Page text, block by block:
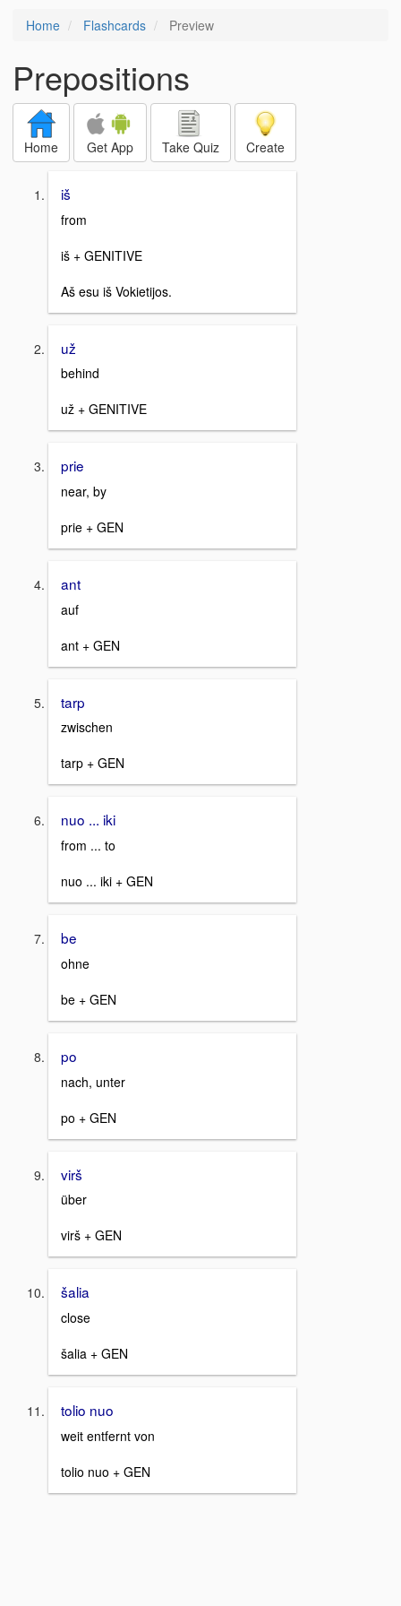
Home Flashcards Preview
Prepositions
Home Get App Take Quiz Create
iš
from
iš + GENITIVE
Aš esu iš Vokietijos.
už
behind
už + GENITIVE
prie
near, by
prie + GEN
ant
auf
ant + GEN
tarp
zwischen
tarp + GEN
nuo ... iki
from ... to
nuo ... iki + GEN
be
ohne
be + GEN
po
nach, unter
po + GEN
virš
über
virš + GEN
šalia
close
šalia + GEN
tolio nuo
weit entfernt von
tolio nuo + GEN